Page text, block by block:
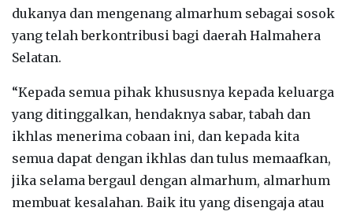
dukanya dan mengenang almarhum sebagai sosok
yang telah berkontribusi bagi daerah Halmahera
Selatan.
“Kepada semua pihak khususnya kepada keluarga
yang ditinggalkan, hendaknya sabar, tabah dan
ikhlas menerima cobaan ini, dan kepada kita
semua dapat dengan ikhlas dan tulus memaafkan,
jika selama bergaul dengan almarhum, almarhum
membuat kesalahan. Baik itu yang disengaja atau